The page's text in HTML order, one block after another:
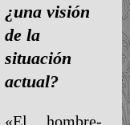
¿una visión
de la
situación
actual?
«El hombre-